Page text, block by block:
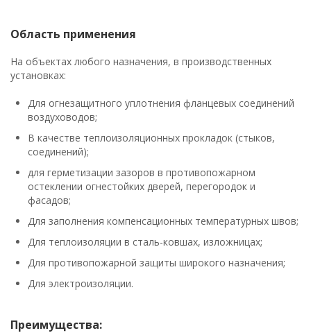
Область применения
На объектах любого назначения, в производственных
установках:
Для огнезащитного уплотнения фланцевых соединений
воздуховодов;
В качестве теплоизоляционных прокладок (стыков,
соединений);
для герметизации зазоров в противопожарном
остеклении огнестойких дверей, перегородок и
фасадов;
Для заполнения компенсационных температурных швов;
Для теплоизоляции в сталь-ковшах, изложницах;
Для противопожарной защиты широкого назначения;
Для электроизоляции.
Преимущества: